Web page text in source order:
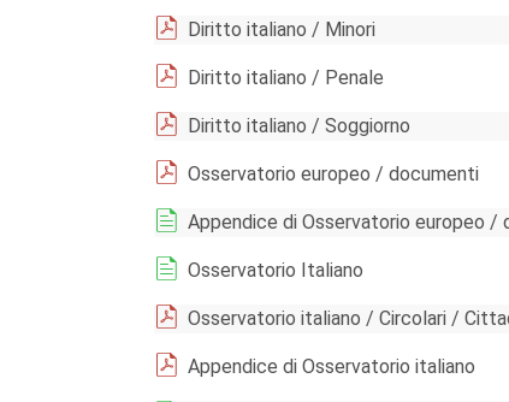
Diritto italiano / Minori
Diritto italiano / Penale
Diritto italiano / Soggiorno
Osservatorio europeo / documenti
Appendice di Osservatorio europeo /
Osservatorio Italiano
Osservatorio italiano / Circolari /
Appendice di Osservatorio italiano